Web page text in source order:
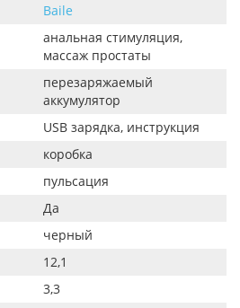
Baile
анальная стимуляция,
массаж простаты
перезаряжаемый
аккумулятор
USB зарядка, инструкция
коробка
пульсация
Да
черный
12,1
3,3